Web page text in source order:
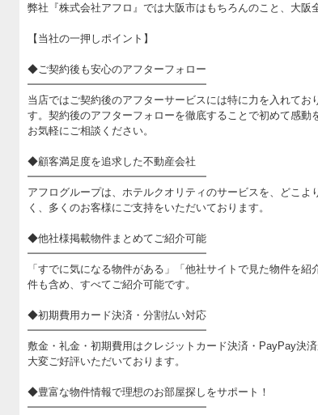
弊社『株式会社アフロ』では大阪市はもちろんのこと、大阪
【当社の一押しポイント】
◆ご契約後も安心のアフターフォロー
━━━━━━━━━━━━━━━━━
当店ではご契約後のアフターサービスには特に力を入れて
す。契約後のアフターフォローを徹底することで初めて感
お気軽にご相談ください。
◆顧客満足度を追求した不動産会社
━━━━━━━━━━━━━━━━━
アフログループは、ホテルクオリティのサービスを、どこ
く、多くのお客様にご支持をいただいております。
◆他社様掲載物件まとめてご紹介可能
━━━━━━━━━━━━━━━━━
「すでに気になる物件がある」「他社サイトで見た物件を
件も含め、すべてご紹介可能です。
◆初期費用カード決済・分割払い対応
━━━━━━━━━━━━━━━━━
敷金・礼金・初期費用はクレジットカード決済・PayPay決
大変ご好評いただいております。
◆豊富な物件情報で理想のお部屋探しをサポート！
━━━━━━━━━━━━━━━━━